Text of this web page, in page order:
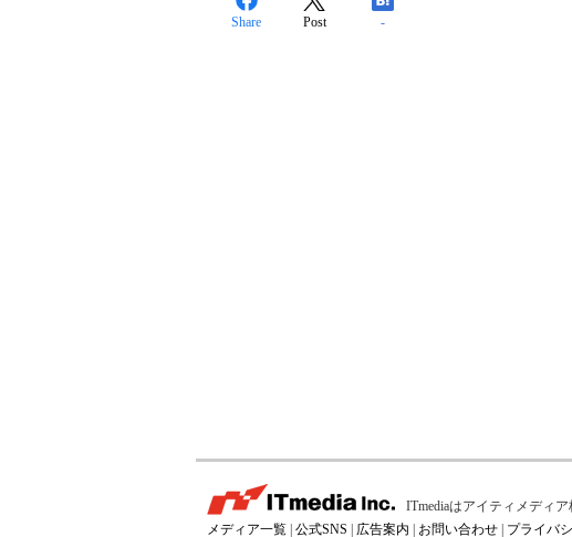
Share Post -
ITmediaはアイティメディ
メディア一覧 公式SNS 広告案内 お問い合わせ プライバ